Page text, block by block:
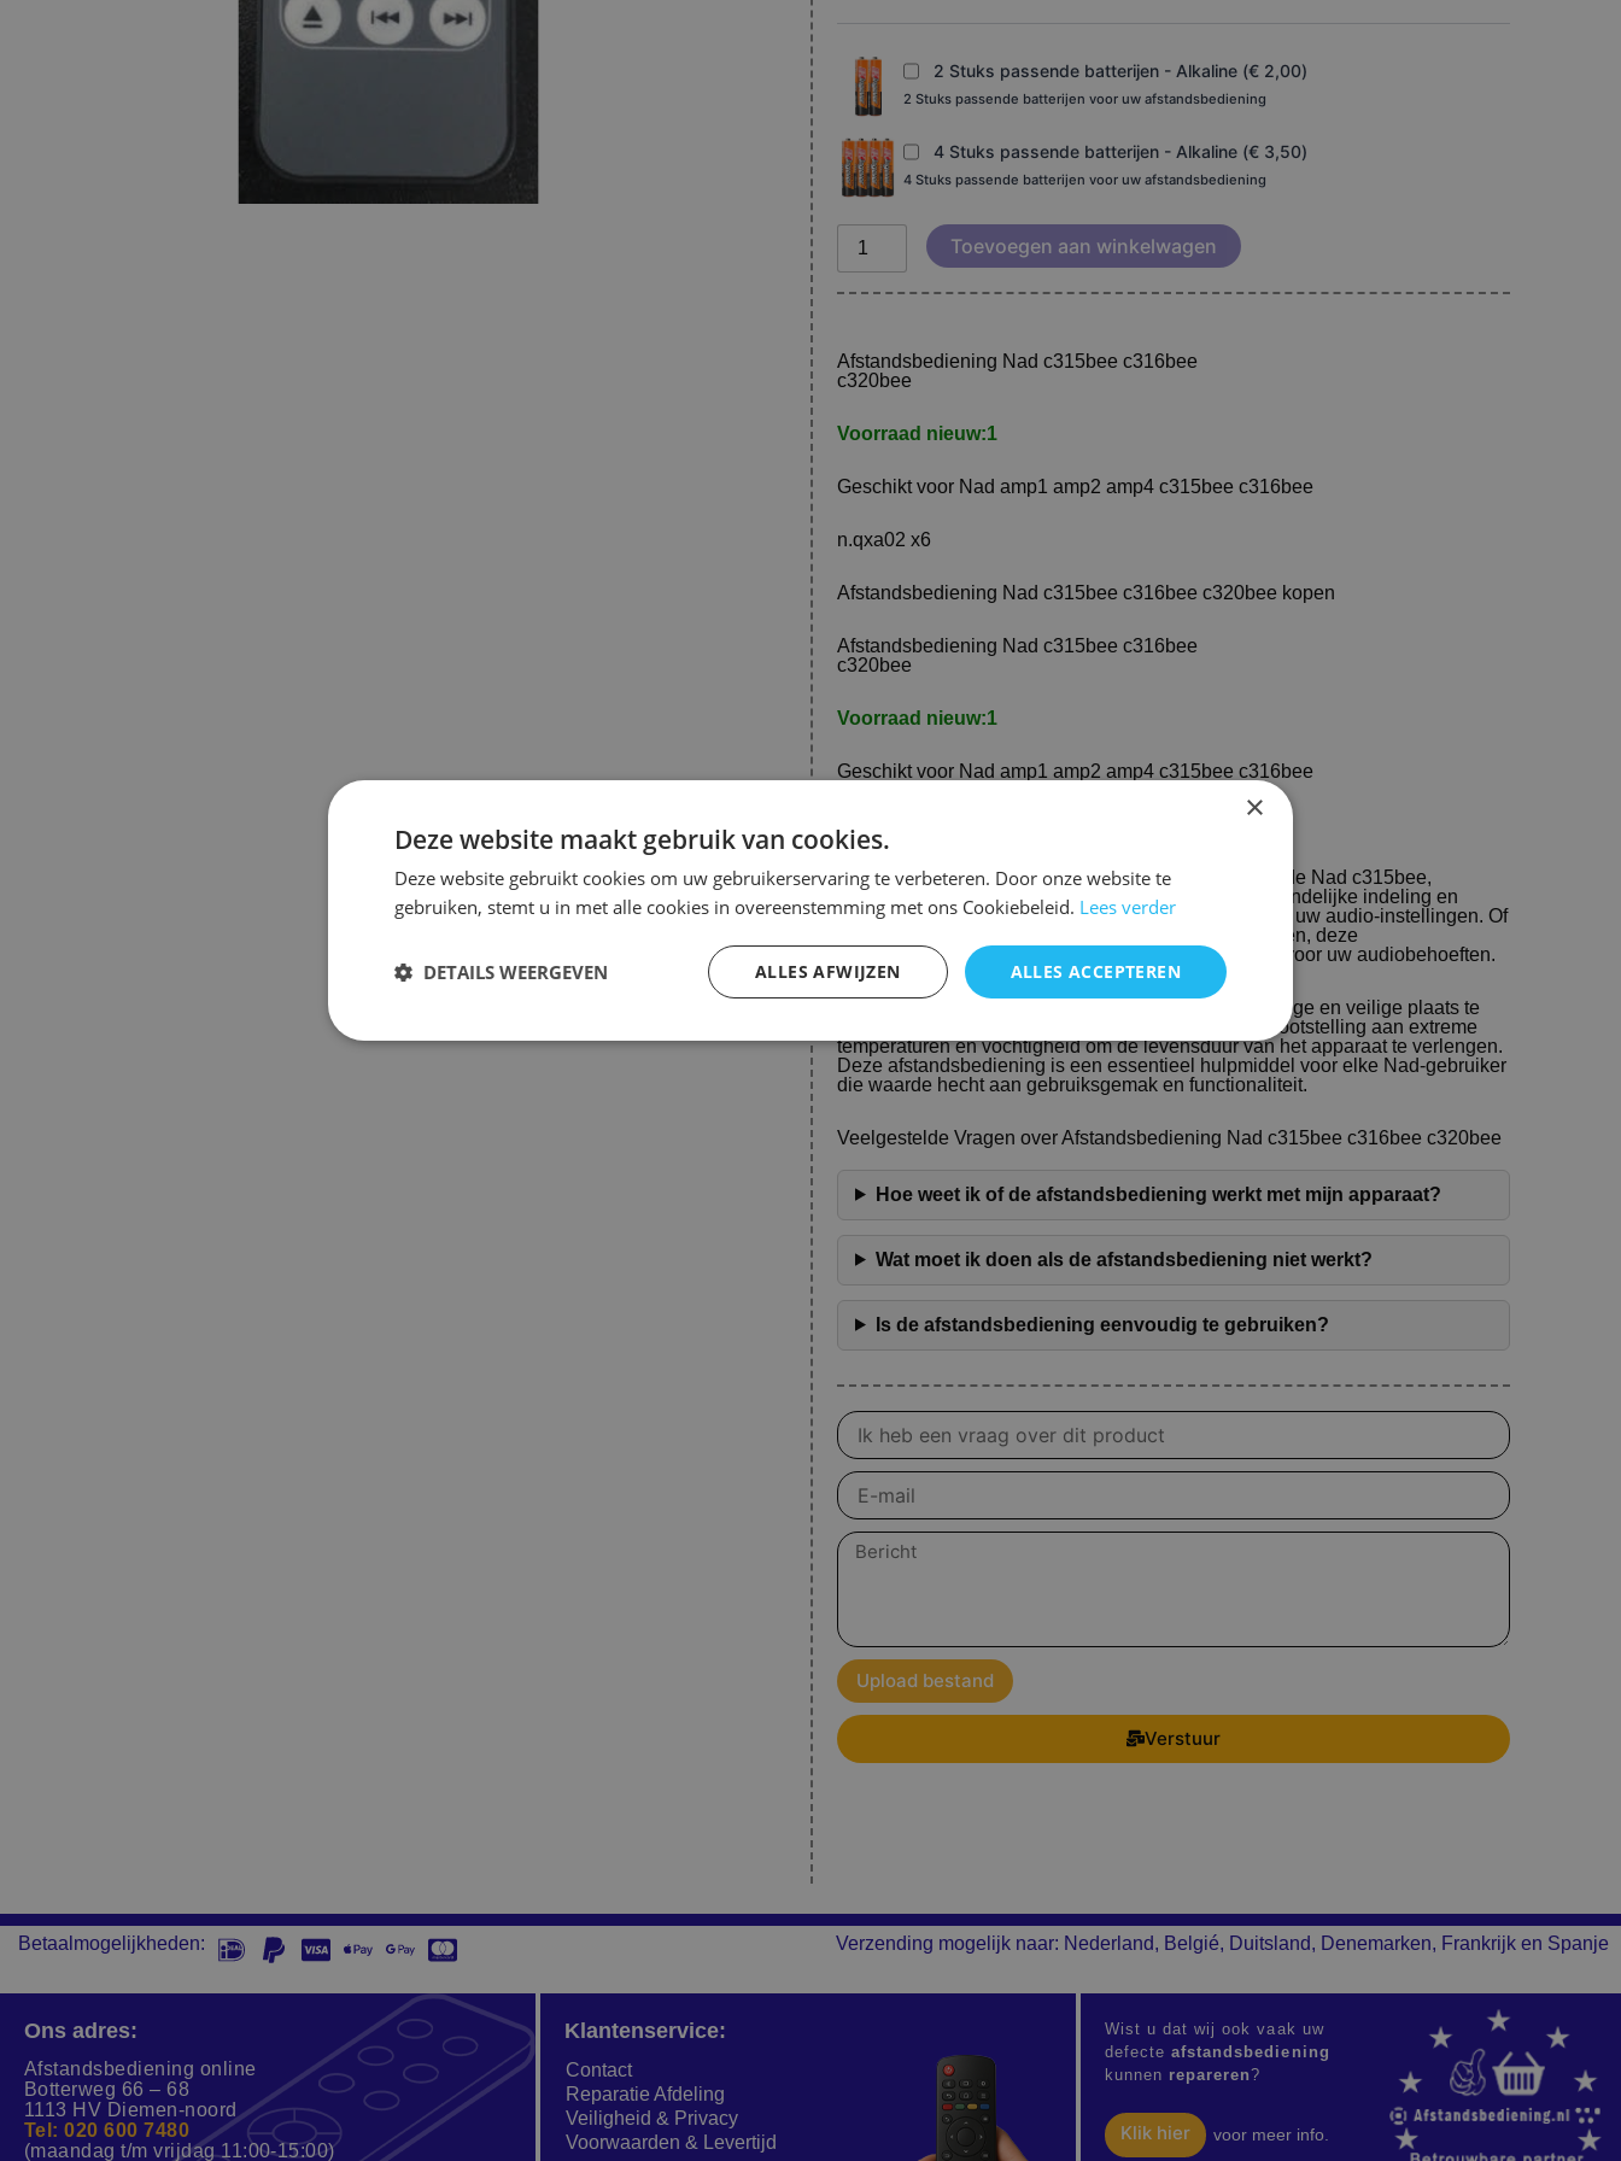
2 Stuks passende batterijen - Alkaline (€ 2,00)
2 Stuks passende batterijen voor uw afstandsbediening
4 Stuks passende batterijen - Alkaline (€ 3,50)
4 Stuks passende batterijen voor uw afstandsbediening
Toevoegen aan winkelwagen
Afstandsbediening Nad c315bee c316bee
c320bee
Voorraad nieuw:1
Geschikt voor Nad amp1 amp2 amp4 c315bee c316bee
n.qxa02 x6
Afstandsbediening Nad c315bee c316bee c320bee kopen
Afstandsbediening Nad c315bee c316bee
c320bee
Voorraad nieuw:1
Geschikt voor Nad amp1 amp2 amp4 c315bee c316bee
Deze afstandsbediening is speciaal ontworpen voor de Nad c315bee,
c316bee en c320bee modellen. Met een gebruiksvriendelijke indeling en
duidelijke knoppen, kunt u eenvoudig navigeren door uw audio-instellingen. Of
u nu muziek wilt afspelen of het volume wilt aanpassen, deze
afstandsbediening biedt een betrouwbare oplossing voor uw audiobehoeften.
Het is belangrijk om de afstandsbediening op een droge en veilige plaats te
bewaren wanneer deze niet in gebruik is. Vermijd blootstelling aan extreme
temperaturen en vochtigheid om de levensduur van het apparaat te verlengen.
Deze afstandsbediening is een essentieel hulpmiddel voor elke Nad-gebruiker
die waarde hecht aan gebruiksgemak en functionaliteit.
Veelgestelde Vragen over Afstandsbediening Nad c315bee c316bee c320bee
Hoe weet ik of de afstandsbediening werkt met mijn apparaat?
Wat moet ik doen als de afstandsbediening niet werkt?
Is de afstandsbediening eenvoudig te gebruiken?
Vraag
over
product
E-
mail
Bericht
Upload bestand
Verstuur
Betaalmogelijkheden: Verzending mogelijk naar: Nederland, Belgié, Duitsland, Denemarken, Frankrijk en Spanje
Ons adres:
Afstandsbediening online
Botterweg 66 – 68
1113 HV Diemen-noord
Tel: 020 600 7480
(maandag t/m vrijdag 11:00-15:00)
Klantenservice:
Contact
Reparatie Afdeling
Veiligheid & Privacy
Voorwaarden & Levertijd
Wist u dat wij ook vaak uw
defecteafstandsbediening
kunnen repareren?
Klik hier voor meer info.
×
Deze website maakt gebruik van cookies.
Deze website gebruikt cookies om uw gebruikerservaring te verbeteren. Door onze website te
gebruiken, stemt u in met alle cookies in overeenstemming met ons Cookiebeleid. Lees verder
ALLES ACCEPTEREN
ALLES AFWIJZEN
DETAILS WEERGEVEN